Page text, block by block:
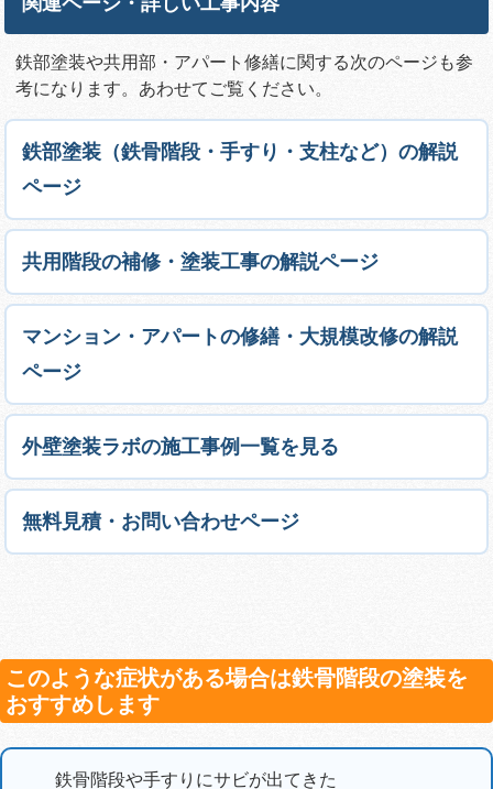
鉄部塗装や共用部・アパート修繕に関する次のページも参
考になります。あわせてご覧ください。
鉄部塗装（鉄骨階段・手すり・支柱など）の解説
ページ
共用階段の補修・塗装工事の解説ページ
マンション・アパートの修繕・大規模改修の解説
ページ
外壁塗装ラボの施工事例一覧を見る
無料見積・お問い合わせページ
このような症状がある場合は鉄骨階段の塗装を
おすすめします
鉄骨階段や手すりにサビが出てきた